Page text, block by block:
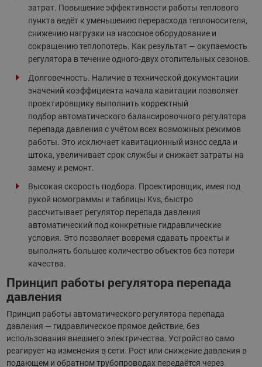
затрат. Повышение эффективности работы теплового
пункта ведёт к уменьшению перерасхода теплоносителя,
снижению нагрузки на насосное оборудование и
сокращению теплопотерь. Как результат — окупаемость
регулятора в течение одного-двух отопительных сезонов.
Долговечность. Наличие в технической документации
значений коэффициента начала кавитации позволяет
проектировщику выполнить корректный
подбор автоматического балансировочного регулятора
перепада давления с учётом всех возможных режимов
работы. Это исключает кавитационный износ седла и
штока, увеличивает срок службы и снижает затраты на
замену и ремонт.
Высокая скорость подбора. Проектировщик, имея под
рукой номограммы и таблицы Kvs, быстро
рассчитывает регулятор перепада давления
автоматический под конкретные гидравлические
условия. Это позволяет вовремя сдавать проекты и
выполнять большее количество объектов без потери
качества.
Принцип работы регулятора перепада
давления
Принцип работы автоматического регулятора перепада
давления — гидравлическое прямое действие, без
использования внешнего электричества. Устройство само
реагирует на изменения в сети. Рост или снижение давления в
подающем и обратном трубопроводах передаётся через